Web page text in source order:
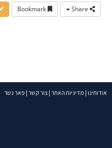
Bookmark
אודותינו | מדיניות האתר | צור קשר | פאר נשר